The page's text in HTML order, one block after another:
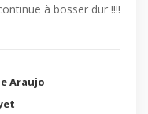
à bosser dur !!!!
Araujo